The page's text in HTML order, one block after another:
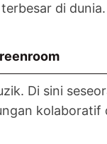
di dunia.
Di sini